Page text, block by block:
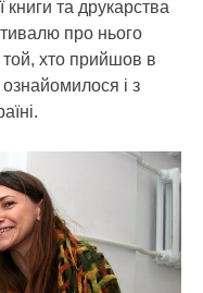
книги та друкарства
про нього
хто прийшов в
і з